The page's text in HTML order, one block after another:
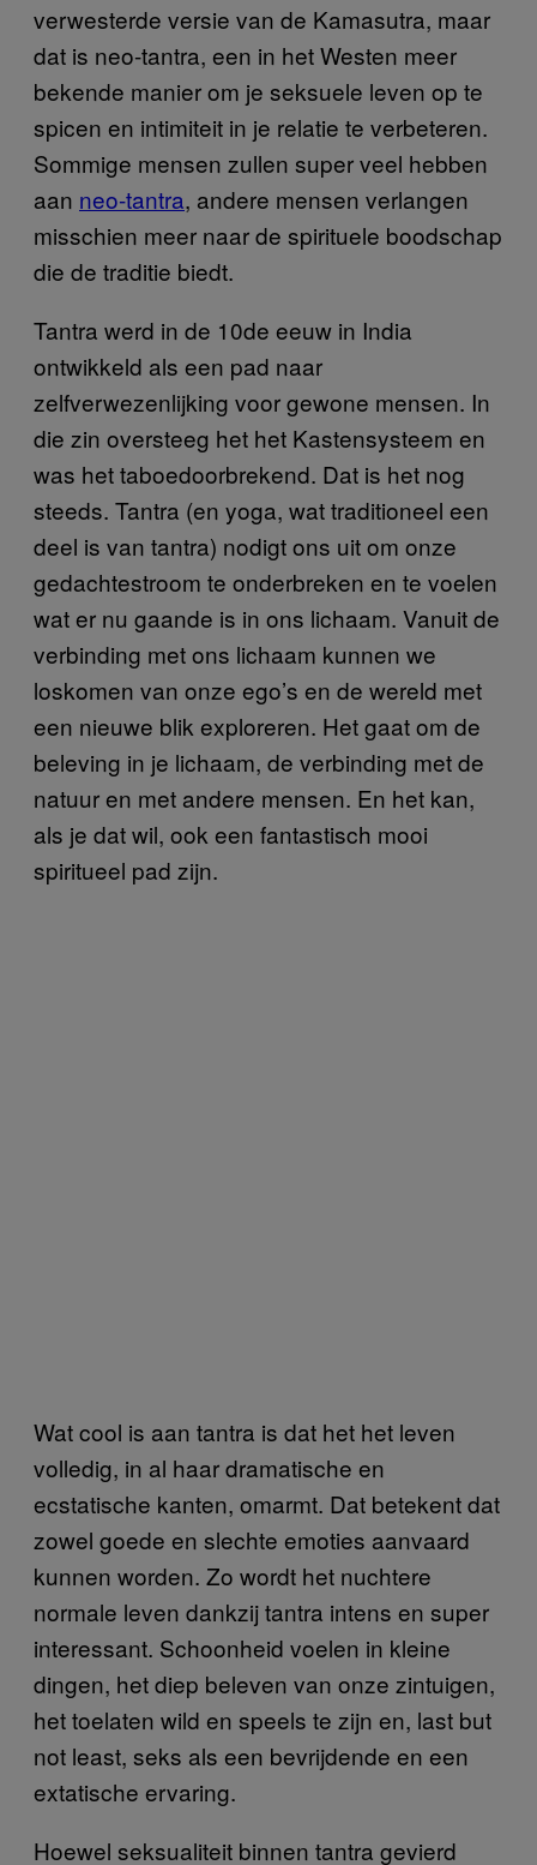
verwesterde versie van de Kamasutra, maar
dat is neo-tantra, een in het Westen meer
bekende manier om je seksuele leven op te
spicen en intimiteit in je relatie te verbeteren.
Sommige mensen zullen super veel hebben
aan neo-tantra, andere mensen verlangen
misschien meer naar de spirituele boodschap
die de traditie biedt.
Tantra werd in de 10de eeuw in India
ontwikkeld als een pad naar
zelfverwezenlijking voor gewone mensen. In
die zin oversteeg het het Kastensysteem en
was het taboedoorbrekend. Dat is het nog
steeds. Tantra (en yoga, wat traditioneel een
deel is van tantra) nodigt ons uit om onze
gedachtestroom te onderbreken en te voelen
wat er nu gaande is in ons lichaam. Vanuit de
verbinding met ons lichaam kunnen we
loskomen van onze ego’s en de wereld met
een nieuwe blik exploreren. Het gaat om de
beleving in je lichaam, de verbinding met de
natuur en met andere mensen. En het kan,
als je dat wil, ook een fantastisch mooi
spiritueel pad zijn.
Wat cool is aan tantra is dat het het leven
volledig, in al haar dramatische en
ecstatische kanten, omarmt. Dat betekent dat
zowel goede en slechte emoties aanvaard
kunnen worden. Zo wordt het nuchtere
normale leven dankzij tantra intens en super
interessant. Schoonheid voelen in kleine
dingen, het diep beleven van onze zintuigen,
het toelaten wild en speels te zijn en, last but
not least, seks als een bevrijdende en een
extatische ervaring.
Hoewel seksualiteit binnen tantra gevierd